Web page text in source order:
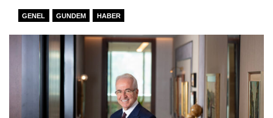
GENEL GUNDEM HABER